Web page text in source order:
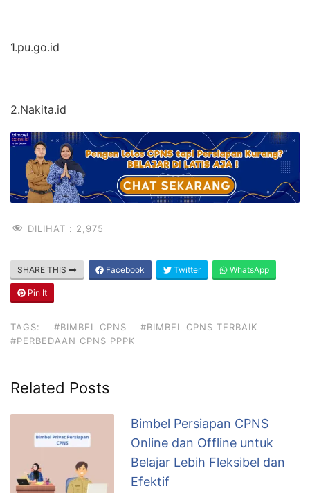
1.pu.go.id
2.Nakita.id
DILIHAT : 2,975
SHARE THIS Facebook Twitter WhatsApp
Pin It
TAGS: #BIMBEL CPNS
#BIMBEL CPNS TERBAIK
#PERBEDAAN CPNS PPPK
Related Posts
Bimbel Persiapan CPNS
Online dan Offline untuk
Belajar Lebih Fleksibel dan
Efektif